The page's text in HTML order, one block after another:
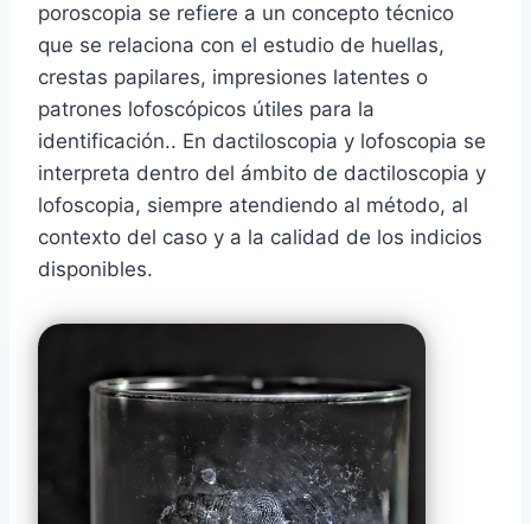
poroscopia se refiere a un concepto técnico
que se relaciona con el estudio de huellas,
crestas papilares, impresiones latentes o
patrones lofoscópicos útiles para la
identificación.. En dactiloscopia y lofoscopia se
interpreta dentro del ámbito de dactiloscopia y
lofoscopia, siempre atendiendo al método, al
contexto del caso y a la calidad de los indicios
disponibles.